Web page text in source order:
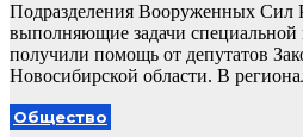
Подразделения Вооруженных Сил
выполняющие задачи специальной
получили помощь от депутатов
Новосибирской области. В
Общество